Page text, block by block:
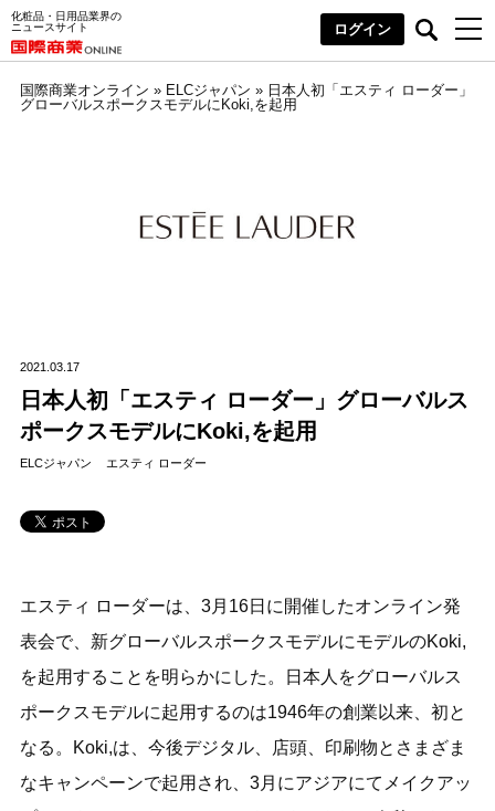
化粧品・日用品業界の
ニュースサイト
ログイン
国際商業オンライン » ELCジャパン » 日本人初「エスティ ローダー」
グローバルスポークスモデルにKoki,を起用
2021.03.17
日本人初「エスティ ローダー」グローバルス
ポークスモデルにKoki,を起用
ELCジャパン エスティ ローダー
エスティ ローダーは、3月16日に開催したオンライン発
表会で、新グローバルスポークスモデルにモデルのKoki,
を起用することを明らかにした。日本人をグローバルス
ポークスモデルに起用するのは1946年の創業以来、初と
なる。Koki,は、今後デジタル、店頭、印刷物とさまざま
なキャンペーンで起用され、3月にアジアにてメイクアッ